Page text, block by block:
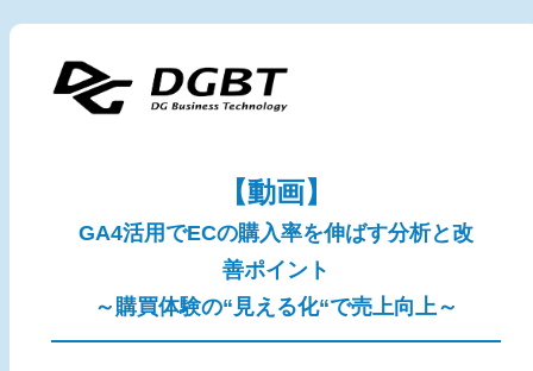
【動画】
GA4活用でECの購入率を伸ばす分析と改
善ポイント
～購買体験の“見える化“で売上向上～